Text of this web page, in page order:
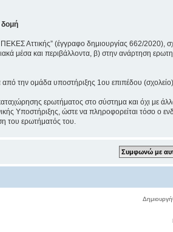
δομή
Αττικής” (έγγραφο δημιουργίας 662/2020),
μέσα και περιβάλλοντα, β) στην ανάρτηση
την ομάδα υποστήριξης 1ου επιπέδου
καταχώρησης ερωτήματος στο σύστημα και όχι με
Υποστήριξης, ώστε να πληροφορείται τόσο ο
του ερωτήματός του.